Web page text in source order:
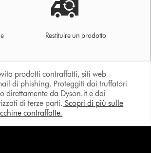
Restituire un prodotto
prodotti contraffatti, siti web
di phishing. Proteggiti dai truffatori
direttamente da Dyson.it e dai
di terze parti. Scopri di più sulle
contraffatte.